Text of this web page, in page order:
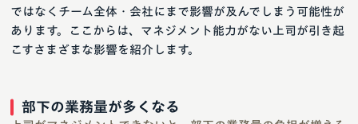
ではなくチーム全体・会社にまで影響が及んでしまう可能性が
あります。ここからは、マネジメント能力がない上司が引き起
こすさまざまな影響を紹介します。
部下の業務量が多くなる